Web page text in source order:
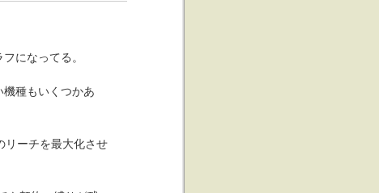
になってる。
種もいくつかあ
リーチを最大化させ